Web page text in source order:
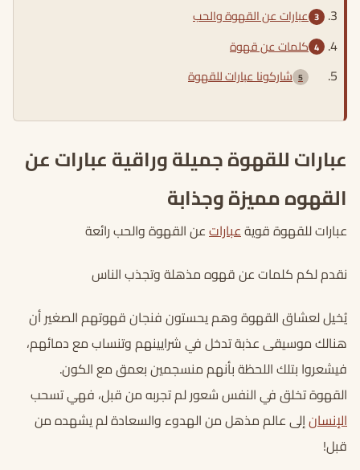
عبارات عن القهوة والحب
كلمات عن قهوة
شاركونا عبارات للقهوة
عبارات للقهوة جميلة وراقية عبارات عن
القهوه مميزة وجذابة
عبارات للقهوة قويةعباراتعن القهوة والحب رائعة
نقدم لكم كلمات عن قهوه مذهلة وتجذب الناس
يُخيل لعشاق القهوة وهم يحستون فنجان قهوتهم الصغير أن
هنالك موسيقى عذبة تدخل في شرايينهم وتنساب مع دمائهم،
فيشعروا بتلك اللحظة بأنهم منسجمين بعمق مع الكون.
القهوة تخلق في النفس شعور لم تجربه من قبل، فهي تسحب
الإنسانإلى عالم مذهل من الهدوء والسعادة لم يشهده من
قبل!